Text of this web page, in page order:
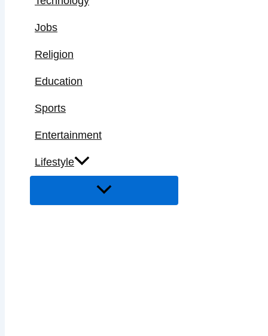
Jobs
Religion
Education
Sports
Entertainment
Lifestyle